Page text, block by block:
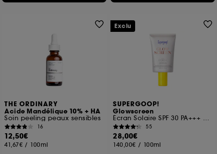
THE ORDINARY
Acide Mandélique 10% + HA
Soin peeling peaux sensibles
16
12,50€
41,67€ / 100ml
SUPERGOOP!
Glowscreen
Écran Solaire SPF 30 PA+++ avec Acide Hyaluronique + Niacinamide
55
28,00€
140,00€ / 100ml
Exclu